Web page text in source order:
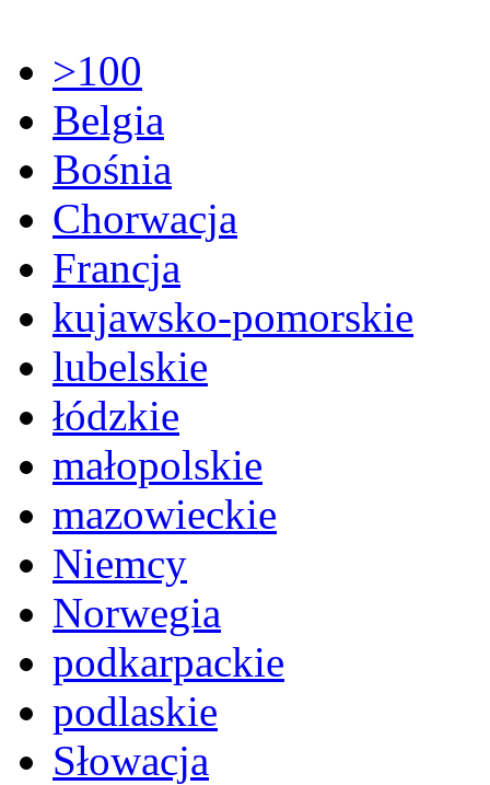
>100
Belgia
Bośnia
Chorwacja
Francja
kujawsko-pomorskie
lubelskie
łódzkie
małopolskie
mazowieckie
Niemcy
Norwegia
podkarpackie
podlaskie
Słowacja